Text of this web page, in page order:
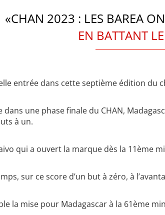
«CHAN 2023 : LES BAREA
EN BATTANT
entrée dans cette septième édition du
une phase finale du CHAN,
à un.
qui a ouvert la marque dès la 11ème
sur ce score d’un but à zéro, à
la mise pour Madagascar à la 61ème